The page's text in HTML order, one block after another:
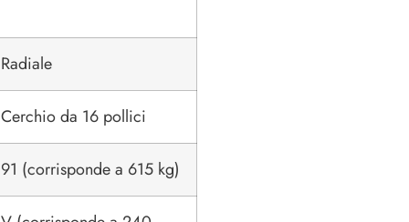
Radiale
Cerchio da 16 pollici
91 (corrisponde a 615 kg)